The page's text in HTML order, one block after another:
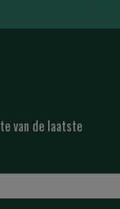
van de laatste